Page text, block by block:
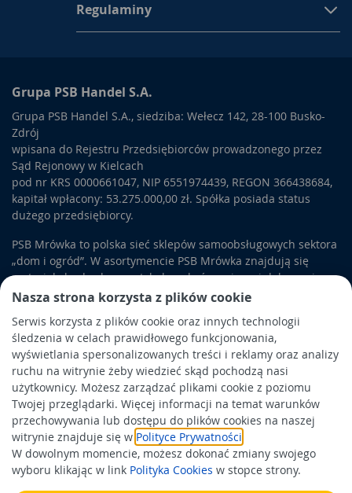
Nasza strona korzysta z plików cookie
Serwis korzysta z plików cookie oraz innych technologii
śledzenia w celach prawidłowego funkcjonowania,
wyświetlania spersonalizowanych treści i reklamy oraz analizy
ruchu na witrynie żeby wiedzieć skąd pochodzą nasi
użytkownicy. Możesz zarządzać plikami cookie z poziomu
Twojej przeglądarki. Więcej informacji na temat warunków
przechowywania lub dostępu do plików cookies na naszej
witrynie znajduje się w Polityce Prywatności
W dowolnym momencie, możesz dokonać zmiany swojego
wyboru klikając w link Polityka Cookies w stopce strony.
Regulaminy
Grupa PSB Handel S.A.
Grupa PSB Handel S.A., siedziba: Wełecz 142, 28-100 Busko-
Zdrój
wpisana do Rejestru Przedsiębiorców prowadzonego przez
Sąd Rejonowy w Kielcach
pod nr KRS 0000661047, NIP 6551974439, REGON 366438684,
kapitał wpłacony: 53.275.000,00 zł. Spółka posiada status
dużego przedsiębiorcy.
PSB Mrówka to polska sieć sklepów samoobsługowych sektora
„dom i ogród”. W asortymencie PSB Mrówka znajdują się
materiały budowlane, artykuły wykończeniowe i dekoracyjne,
wyposażenie łazienek i kuchni, elektronarzędzia, a także
artykuły związane z ogrodem i otoczeniem domu.
Obowiązek informacyjny
Polityka prywatności
Polityka Cookies
Odbiór zużytego sprzętu
Wspierają nas: